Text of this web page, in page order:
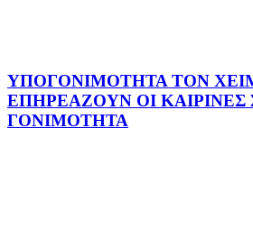
ΥΠΟΓΟΝΙΜΟΤΗΤΑ ΤΟΝ
ΕΠΗΡΕΑΖΟΥΝ ΟΙ
ΓΟΝΙΜΟΤΗΤΑ